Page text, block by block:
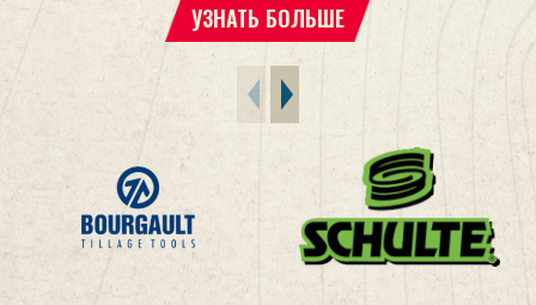
УЗНАТЬ БОЛЬШЕ